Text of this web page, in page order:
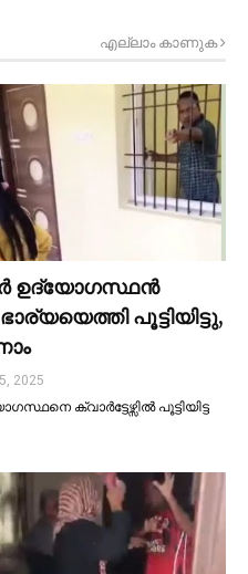
എല്ലാം കാണുക
ഉദ്യോഗസ്ഥൻ
പൂട്ടിയിട്ടു,
2025
ക്വാർട്ടേഴ്സില്‍ പൂട്ടിയിട്ട